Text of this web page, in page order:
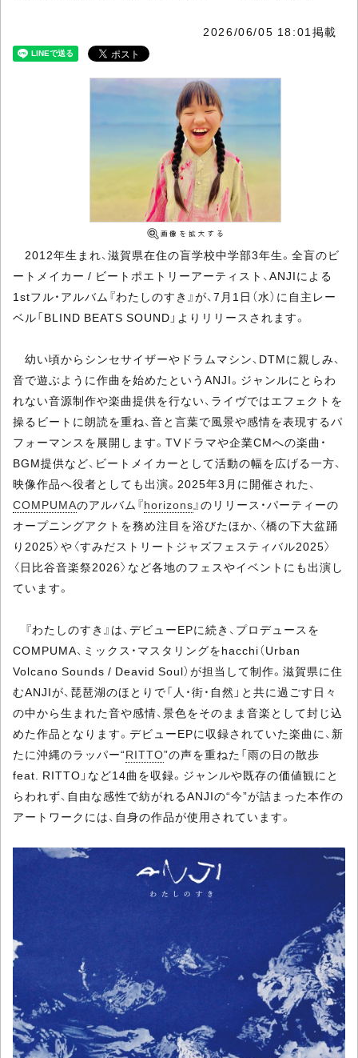
2026/06/05 18:01掲載
2012年生まれ、滋賀県在住の盲学校中学部3年生。全盲のビ
ートメイカー / ビートポエトリーアーティスト、ANJIによる
1stフル・アルバム『わたしのすき』が、7月1日（水）に自主レー
ベル「BLIND BEATS SOUND」よりリリースされます。
幼い頃からシンセサイザーやドラムマシン、DTMに親しみ、
音で遊ぶように作曲を始めたというANJI。ジャンルにとらわ
れない音源制作や楽曲提供を行ない、ライヴではエフェクトを
操るビートに朗読を重ね、音と言葉で風景や感情を表現するパ
フォーマンスを展開します。TVドラマや企業CMへの楽曲・
BGM提供など、ビートメイカーとして活動の幅を広げる一方、
映像作品へ役者としても出演。2025年3月に開催された、
COMPUMAのアルバム『horizons 』のリリース・パーティーの
オープニングアクトを務め注目を浴びたほか、〈橋の下大盆踊
り2025〉や〈すみだストリートジャズフェスティバル2025〉
〈日比谷音楽祭2026〉など各地のフェスやイベントにも出演し
ています。
『わたしのすき』は、デビューEPに続き、プロデュースを
COMPUMA、ミックス・マスタリングをhacchi（Urban
Volcano Sounds / Deavid Soul）が担当して制作。滋賀県に住
むANJIが、琵琶湖のほとりで「人・街・自然」と共に過ごす日々
の中から生まれた音や感情、景色をそのまま音楽として封じ込
めた作品となります。デビューEPに収録されていた楽曲に、新
たに沖縄のラッパー“RITTO”の声を重ねた「雨の日の散歩
feat. RITTO」など14曲を収録。ジャンルや既存の価値観にと
らわれず、自由な感性で紡がれるANJIの“今”が詰まった本作の
アートワークには、自身の作品が使用されています。